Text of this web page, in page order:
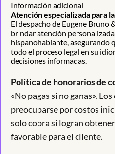
Información adicional
Atención especializada para
El despacho de Eugene Bruno
brindar atención
hispanohablante, asegurando
todo el proceso legal en su
decisiones informadas.
Política de honorarios de
«No pagas si no ganas».
preocuparse por costos
solo cobra si logran
favorable para el cliente.